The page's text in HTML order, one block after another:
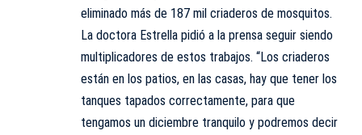
eliminado más de 187 mil criaderos de mosquitos.
La doctora Estrella pidió a la prensa seguir siendo
multiplicadores de estos trabajos. “Los criaderos
están en los patios, en las casas, hay que tener los
tanques tapados correctamente, para que
tengamos un diciembre tranquilo y podremos decir